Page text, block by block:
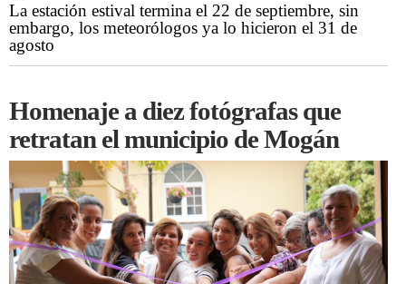
La estación estival termina el 22 de septiembre, sin
embargo, los meteorólogos ya lo hicieron el 31 de
agosto
Homenaje a diez fotógrafas que
retratan el municipio de Mogán